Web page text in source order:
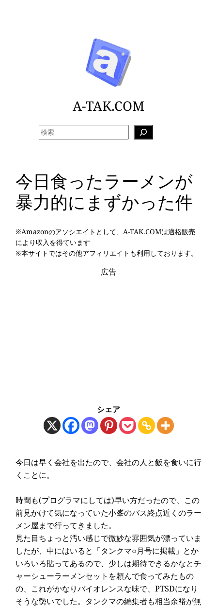
A-TAK.COM
今日食ったラーメンが
暴力的にまずかった件
※Amazonのアソシエイトとして、A-TAK.COMは適格販売
により収入を得ています
※本サイトではその他アフィリエイトも利用しております。
広告
シェア
今日は早く会社を出たので、会社の人と飯を食いに行
くことに。
時間も(プログラマにしては)早い方だったので、この
前見かけて気になっていた小峯のバス終点近くのラー
メン屋まで行ってきました。
見た目ちょっと汚い感じで微妙な雰囲気が漂っていま
したが、中にはいると「タンクマ○月号に掲載」とか
いろいろ貼ってあるので、少しは期待できるかなとチ
ャーシューラーメンセットを頼んで食ってみたもの
の、これがかなりバイオレンスな味で、PTSDになり
そうな勢いでした。タンクマの編集者も相当余裕が無